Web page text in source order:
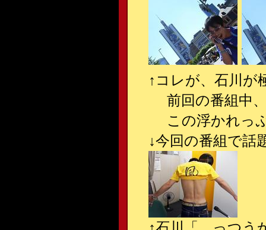
↑ コレが、石川が
前回の番組中
この浮かれっ
↓今回の番組で話